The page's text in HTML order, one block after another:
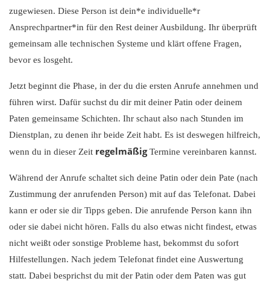
zugewiesen. Diese Person ist dein*e individuelle*r
Ansprechpartner*in für den Rest deiner Ausbildung. Ihr überprüft
gemeinsam alle technischen Systeme und klärt offene Fragen,
bevor es losgeht.
Jetzt beginnt die Phase, in der du die ersten Anrufe annehmen und
führen wirst. Dafür suchst du dir mit deiner Patin oder deinem
Paten gemeinsame Schichten. Ihr schaut also nach Stunden im
Dienstplan, zu denen ihr beide Zeit habt. Es ist deswegen hilfreich,
wenn du in dieser Zeit regelmäßigTermine vereinbaren kannst.
Während der Anrufe schaltet sich deine Patin oder dein Pate (nach
Zustimmung der anrufenden Person) mit auf das Telefonat. Dabei
kann er oder sie dir Tipps geben. Die anrufende Person kann ihn
oder sie dabei nicht hören. Falls du also etwas nicht findest, etwas
nicht weißt oder sonstige Probleme hast, bekommst du sofort
Hilfestellungen. Nach jedem Telefonat findet eine Auswertung
statt. Dabei besprichst du mit der Patin oder dem Paten was gut